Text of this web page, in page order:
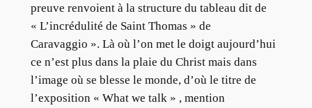
preuve renvoient à la structure du tableau dit de
« L’incrédulité de Saint Thomas » de
Caravaggio ». Là où l’on met le doigt aujourd’hui
ce n’est plus dans la plaie du Christ mais dans
l’image où se blesse le monde, d’où le titre de
l’exposition « What we talk » , mention